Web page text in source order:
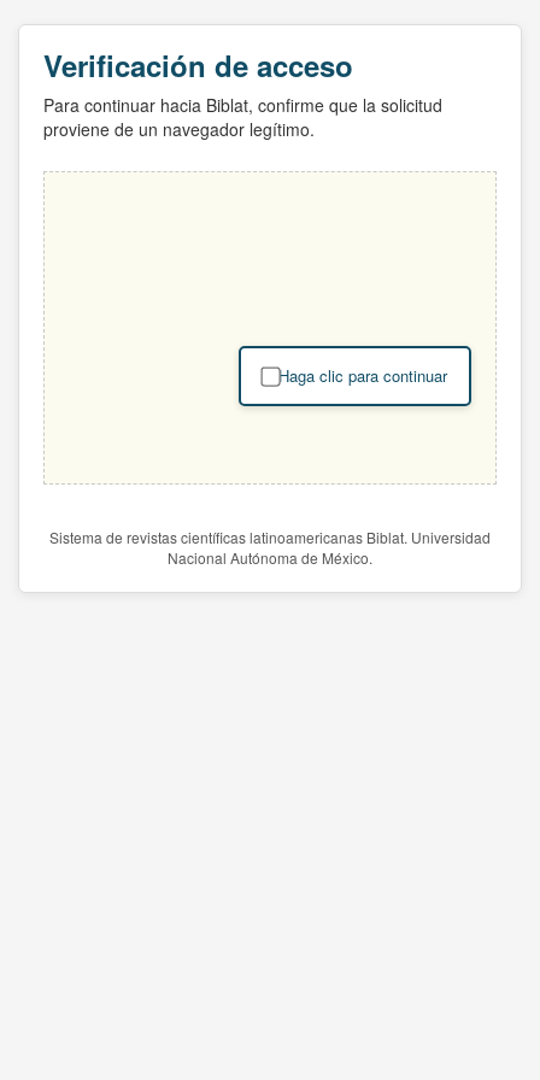
Verificación de acceso
Para continuar hacia Biblat, confirme que la solicitud
proviene de un navegador legítimo.
Haga clic para continuar
Sistema de revistas científicas latinoamericanas Biblat. Universidad
Nacional Autónoma de México.